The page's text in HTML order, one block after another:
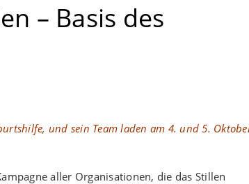
– Basis des
und sein Team laden am 4. und 5.
aller Organisationen, die das Stillen